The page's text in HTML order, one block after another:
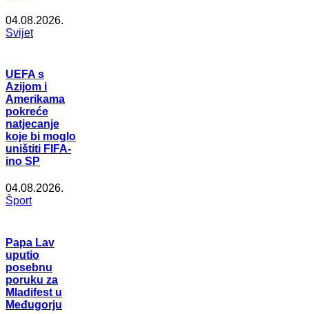
04.08.2026.
Svijet
UEFA s
Azijom i
Amerikama
pokreće
natjecanje
koje bi moglo
uništiti FIFA-
ino SP
04.08.2026.
Šport
Papa Lav
uputio
posebnu
poruku za
Mladifest u
Međugorju